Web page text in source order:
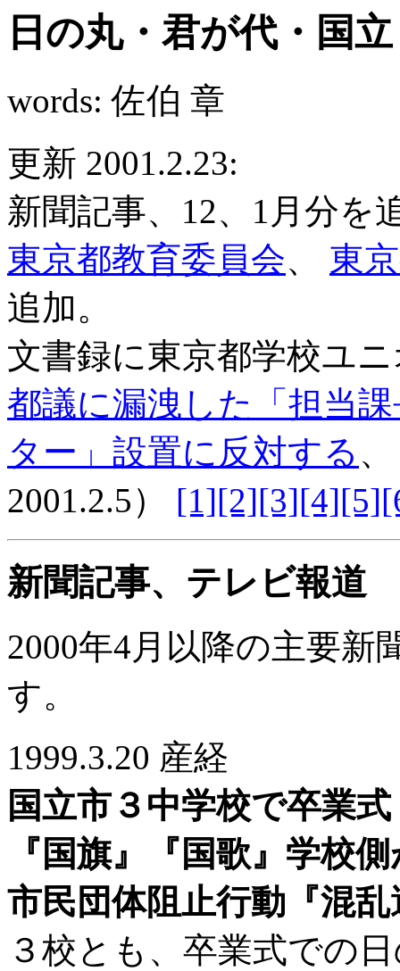
日の丸・君が代・国立
words: 佐伯 章
更新 2001.2.23:
新聞記事、12、1月分を
東京都教育委員会、 東
追加。
文書録に東京都学校ユ
都議に漏洩した「担当
ター」設置に反対する
2001.2.5） [1][2][3][4][5]
新聞記事、テレビ報道
2000年4月以降の主要新
す。
1999.3.20 産経
国立市３中学校で卒業式
『国旗』『国歌』学校
市民団体阻止行動『混
３校とも、卒業式での